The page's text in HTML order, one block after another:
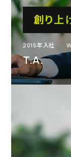
創り上
2015年入社
T.A.